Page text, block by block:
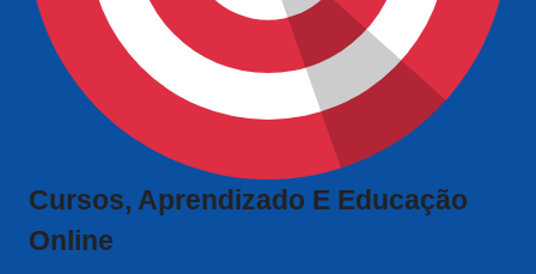
Cursos, Aprendizado E Educação
Online